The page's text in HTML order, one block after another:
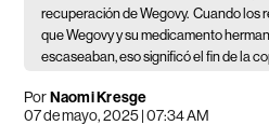
recuperación de Wegovy. Cuando los
que Wegovy y su medicamento
escaseaban, eso significó el fin de la
PorNaomi Kresge
07 de mayo, 2025 | 07:34 AM